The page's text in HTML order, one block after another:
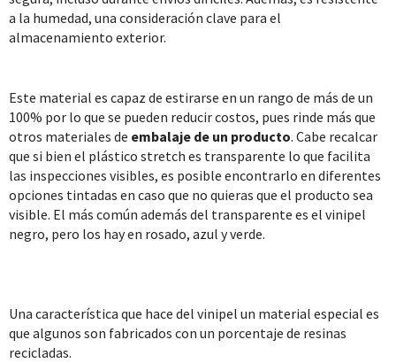
a la humedad, una consideración clave para el
almacenamiento exterior.
Este material es capaz de estirarse en un rango de más de un
100% por lo que se pueden reducir costos, pues rinde más que
otros materiales de embalaje de un producto. Cabe recalcar
que si bien el plástico stretch es transparente lo que facilita
las inspecciones visibles, es posible encontrarlo en diferentes
opciones tintadas en caso que no quieras que el producto sea
visible. El más común además del transparente es el vinipel
negro, pero los hay en rosado, azul y verde.
Una característica que hace del vinipel un material especial es
que algunos son fabricados con un porcentaje de resinas
recicladas.